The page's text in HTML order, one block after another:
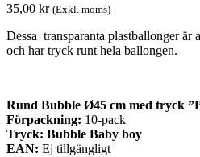
35,00 kr (Exkl. moms)
Dessa transparanta plastballonger är
och har tryck runt hela ballongen.
Rund Bubble Ø45 cm med tryck
Förpackning: 10-pack
Tryck: Bubble Baby boy
EAN: Ej tillgängligt